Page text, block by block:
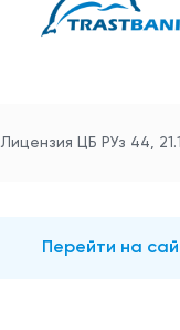
Лицензия ЦБ РУз 44,
Перейти на